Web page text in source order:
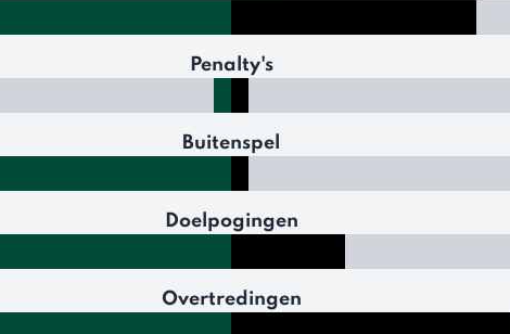
Penalty's
Buitenspel
Doelpogingen
Overtredingen